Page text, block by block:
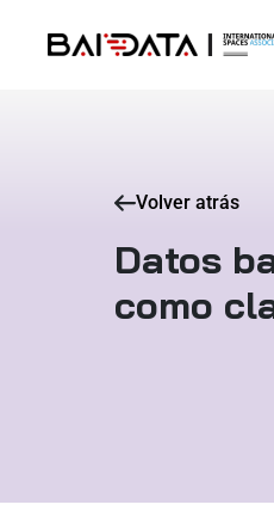
Volver atrás
Datos
como